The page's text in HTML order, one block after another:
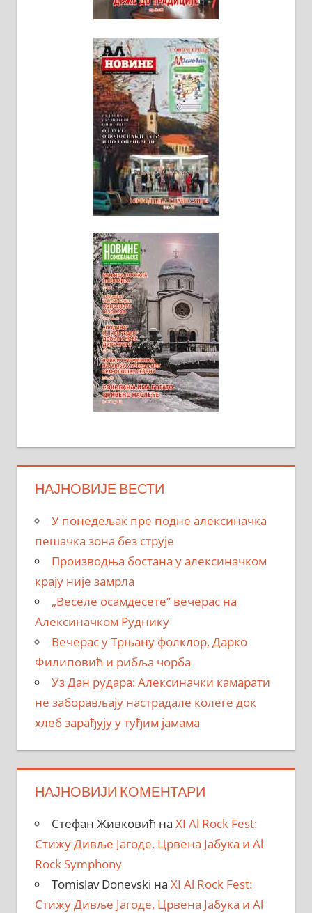
НАЈНОВИЈЕ ВЕСТИ
У понедељак пре подне алексиначка
пешачка зона без струје
Производња бостана у алексиначком
крају није замрла
„Веселе осамдесете” вечерас на
Алексиначком Руднику
Вечерас у Трњану фолклор, Дарко
Филиповић и рибља чорба
Уз Дан рудара: Алексиначки камарати
не заборављају настрадале колеге док
хлеб зарађују у туђим јамама
НАЈНОВИЈИ КОМЕНТАРИ
Стефан Живковић на XI Al Rock Fest:
Стижу Дивље Јагоде, Црвена Јабука и Al
Rock Symphony
Tomislav Donevski на XI Al Rock Fest:
Стижу Дивље Јагоде, Црвена Јабука и Al